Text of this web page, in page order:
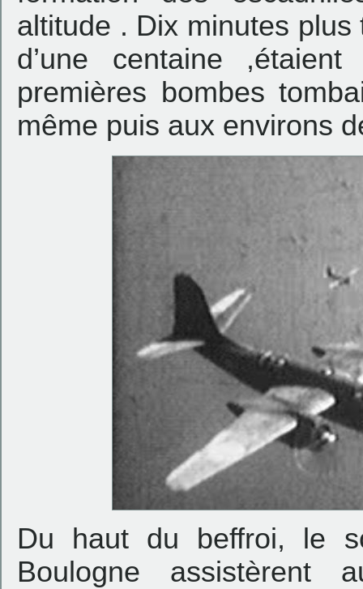
altitude . Dix minutes
d’une centaine
premières bombes
même puis aux environs
Du haut du beffroi, le
Boulogne assistèrent